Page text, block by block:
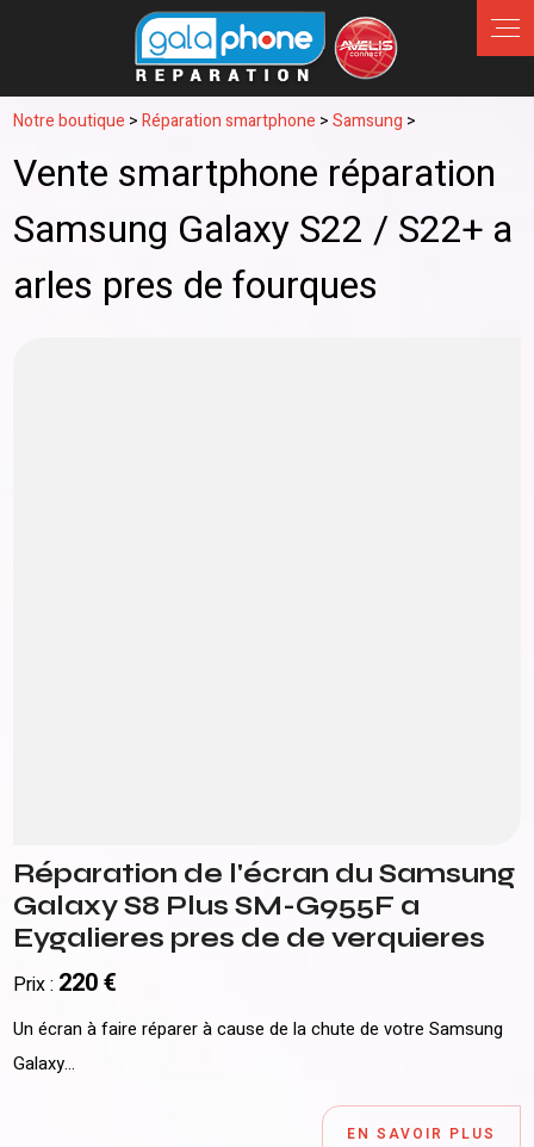
Notre boutique >Réparation smartphone >Samsung >
Vente smartphone réparation
Samsung Galaxy S22 / S22+ a
arles pres de fourques
Réparation de l'écran du Samsung
Galaxy S8 Plus SM-G955F a
Eygalieres pres de de verquieres
Prix : 220 €
Un écran à faire réparer à cause de la chute de votre Samsung
Galaxy...
EN SAVOIR PLUS